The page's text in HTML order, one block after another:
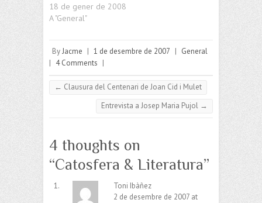
18 de gener de 2008
A "General"
ByJacme | 1 de desembre de 2007 | General
| 4 Comments |
← Clausura del Centenari de Joan Cid i Mulet
Entrevista a Josep Maria Pujol →
4 thoughts on
“Catosfera & Literatura”
Toni Ibàñez
2 de desembre de 2007 at